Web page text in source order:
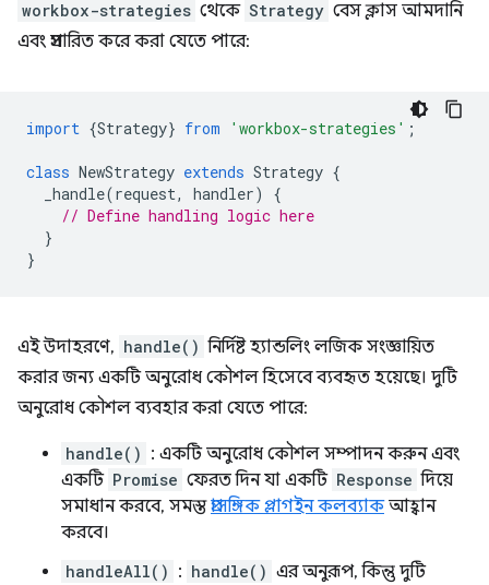
workbox-strategies থেকে Strategy বেস ক্লাস আমদানি
এবং প্রসারিত করে করা যেতে পারে:
import {Strategy} from 'workbox-strategies' ;
class NewStrategy extends Strategy {
_handle(request, handler)
{
// Define handling logic here
}
}
এই উদাহরণে, handle() নির্দিষ্ট হ্যান্ডলিং লজিক সংজ্ঞায়িত
করার জন্য একটি অনুরোধ কৌশল হিসেবে ব্যবহৃত হয়েছে। দুটি
অনুরোধ কৌশল ব্যবহার করা যেতে পারে:
handle() : একটি অনুরোধ কৌশল সম্পাদন করুন এবং
একটি Promise ফেরত দিন যা একটি Response দিয়ে
সমাধান করবে, সমস্তপ্রাসঙ্গিক প্লাগইন কলব্যাকআহ্বান
করবে।
handleAll() : handle() এর অনুরূপ, কিন্তু দুটি